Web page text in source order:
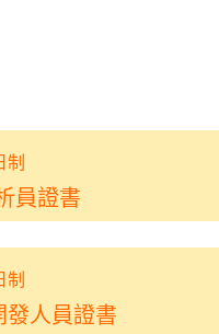
制
員證書
制
人員證書